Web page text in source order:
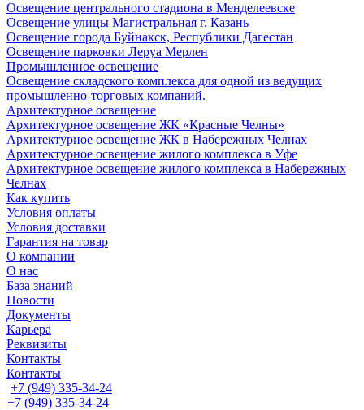
Освещение центрального стадиона в Менделеевске
Освещение улицы Магистральная г. Казань
Освещение города Буйнакск, Республики Дагестан
Освещение парковки Леруа Мерлен
Промышленное освещение
Освещение складского комплекса для одной из ведущих
промышленно-торговых компаний.
Архитектурное освещение
Архитектурное освещение ЖК «Красные Челны»
Архитектурное освещение ЖК в Набережных Челнах
Архитектурное освещение жилого комплекса в Уфе
Архитектурное освещение жилого комплекса в Набережных
Челнах
Как купить
Условия оплаты
Условия доставки
Гарантия на товар
О компании
О нас
База знаний
Новости
Документы
Карьера
Реквизиты
Контакты
Контакты
+7 (949) 335-34-24
+7 (949) 335-34-24